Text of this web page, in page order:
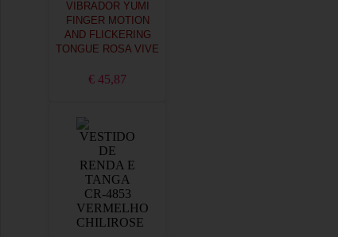
VIBRADOR YUMI
FINGER MOTION
AND FLICKERING
TONGUE ROSA VIVE
€ 45,87